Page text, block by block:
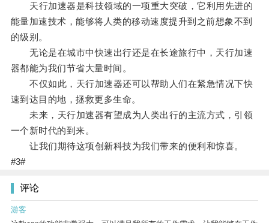
天行加速器是科技领域的一项重大突破，它利用先进的
能量加速技术，能够将人类的移动速度提升到之前想象不到
的级别。
无论是在城市中快速出行还是在长途旅行中，天行加速
器都能为我们节省大量时间。
不仅如此，天行加速器还可以帮助人们在紧急情况下快
速到达目的地，拯救更多生命。
未来，天行加速器有望成为人类出行的主流方式，引领
一个新时代的到来。
让我们期待这项创新科技为我们带来的便利和惊喜。
#3#
评论
游客